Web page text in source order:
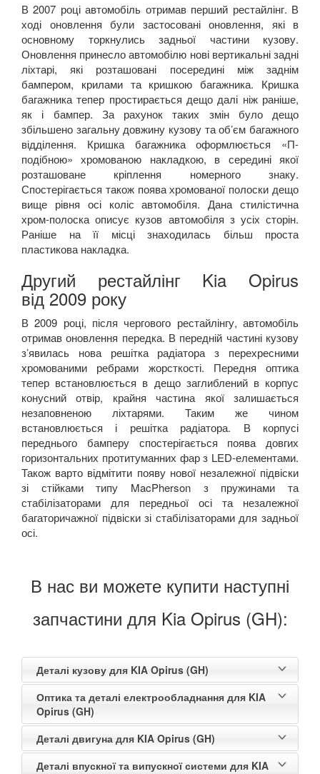
В 2007 році автомобіль отримав перший рестайлінг. В
ході оновлення були застосовані оновлення, які в
основному торкнулись задньої частини кузову.
Оновлення принесло автомобілю нові вертикальні задні
ліхтарі, які розташовані посередині між заднім
бампером, крилами та кришкою багажника. Кришка
багажника тепер простирається дещо далі ніж раніше,
як і бампер. За рахунок таких змін було дещо
збільшено загальну довжину кузову та об’єм багажного
відділення. Кришка багажника оформлюється «П-
подібною» хромованою накладкою, в середині якої
розташоване кріплення номерного знаку.
Спостерігається також поява хромованої полоски дещо
вище рівня осі коліс автомобіля. Дана стилістична
хром-полоска описує кузов автомобіля з усіх сторін.
Раніше на її місці знаходилась більш проста
пластикова накладка.
Другий рестайлінг Kia Opirus
від 2009 року
В 2009 році, після чергового рестайлінгу, автомобіль
отримав оновлення передка. В передній частині кузову
з’явилась нова решітка радіатора з перехресними
хромованими ребрами жорсткості. Передня оптика
тепер встановлюється в дещо заглиблений в корпус
конусний отвір, крайня частина якої залишається
незаповненою ліхтарями. Таким же чином
встановлюється і решітка радіатора. В корпусі
переднього бамперу спостерігається поява довгих
горизонтальних протитуманних фар з LED-елементами.
Також варто відмітити появу нової незалежної підвіски
зі стійками типу MacPherson
з пружинами та
стабілізаторами для передньої осі та незалежної
багаторичажної підвіски зі стабілізаторами для задньої
осі.
В нас ви можете купити наступні
запчастини для Kia Opirus (GH):
Деталі кузову для KIA Opirus (GH)
Оптика та деталі електрообладнання для KIA
Opirus (GH)
Деталі двигуна для KIA Opirus (GH)
Деталі впускної та випускної системи для KIA